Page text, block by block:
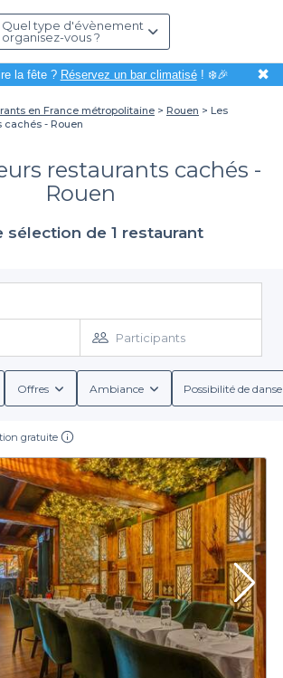
Quel type d'évènement
organisez-vous ?
la fête ? Réservez un bar climatisé! ❄️🎉 ✖
en France métropolitaine Rouen
Les
- Rouen
restaurants cachés -
Rouen
sélection de 1 restaurant
Participants
Offres Ambiance Possibilité de
gratuite